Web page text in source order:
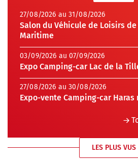
27/08/2026 au 31/08/2026
Salon du Véhicule de Loisirs
Maritime
03/09/2026 au 07/09/2026
Expo Camping-car Lac de la
27/08/2026 au 30/08/2026
Expo-vente Camping-car Haras
LES PLUS VUS